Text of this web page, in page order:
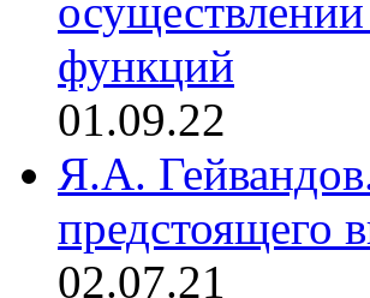
функций
01.09.22
Я.А.
предстоящего
02.07.21